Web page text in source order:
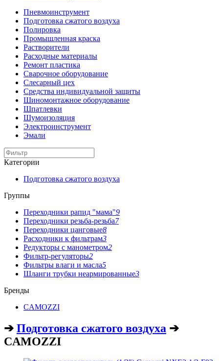
Пневмоинструмент
Подготовка сжатого воздуха
Полировка
Промышленная краска
Растворители
Расходные материалы
Ремонт пластика
Сварочное оборудование
Слесарный цех
Средства индивидуальной защиты
Шиномонтажное оборудование
Шпатлевки
Шумоизоляция
Электроинструмент
Эмали
Категории
Подготовка сжатого воздуха
Группы
Переходники рапид "мама"9
Переходники резьба-резьба7
Переходники цанговые8
Расходники к фильтрам3
Редукторы с манометром2
Фильтр-регуляторы2
Фильтры влаги и масла5
Шланги трубки неармированные3
Бренды
CAMOZZI
➔ Подготовка сжатого воздуха ➔
CAMOZZI